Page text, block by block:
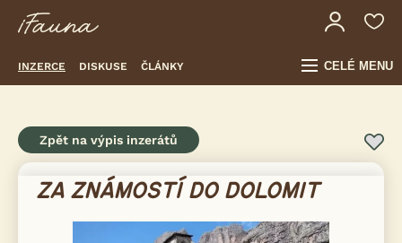
INZERCE DISKUSE ČLÁNKY CELÉ MENU
Zpět na výpis inzerátů
ZA ZNÁMOSTÍ DO DOLOMIT